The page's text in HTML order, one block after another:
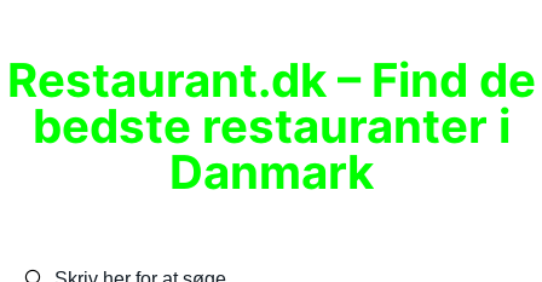
Restaurant.dk – Find de
bedste restauranter i
Danmark